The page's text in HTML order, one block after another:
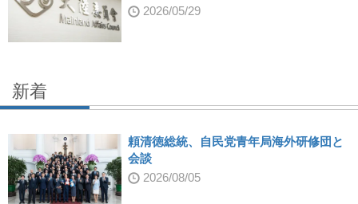
2026/05/29
新着
頼清徳総統、自民党青年局海外研修団と
会談
2026/08/05